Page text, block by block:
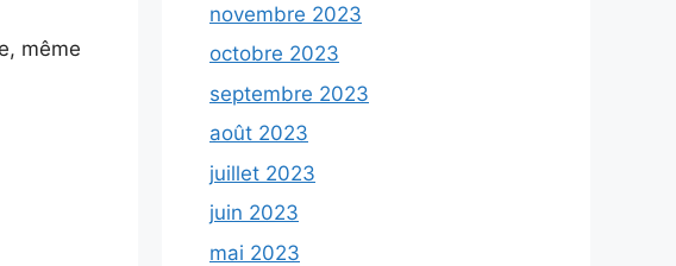
même
novembre 2023
octobre 2023
septembre 2023
août 2023
juillet 2023
juin 2023
mai 2023